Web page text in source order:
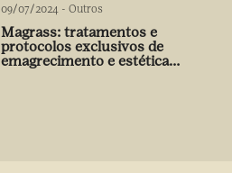
09/07/2024 - Outros
Magrass: tratamentos e
protocolos exclusivos de
emagrecimento e estética